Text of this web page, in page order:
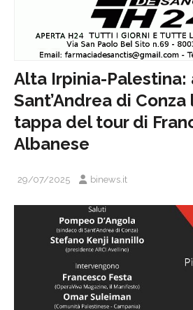
Alta Irpinia-Palestina:
Sant’Andrea di Conza
tappa del tour di
Albanese
29/07/2025 binews.it